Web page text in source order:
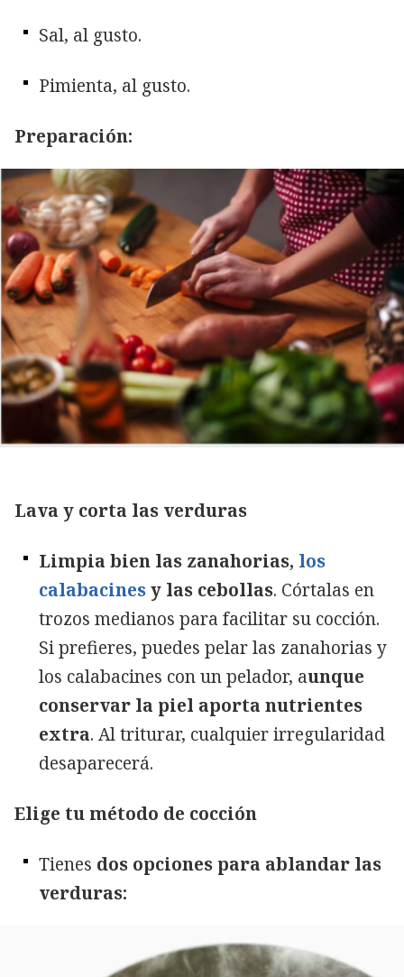
Sal, al gusto.
Pimienta, al gusto.
Preparación:
Lava y corta las verduras
Limpia bien las zanahorias, los
calabacinesy las cebollas. Córtalas en
trozos medianos para facilitar su cocción.
Si prefieres, puedes pelar las zanahorias y
los calabacines con un pelador, aunque
conservar la piel aporta nutrientes
extra. Al triturar, cualquier irregularidad
desaparecerá.
Elige tu método de cocción
Tienes dos opciones para ablandar las
verduras: